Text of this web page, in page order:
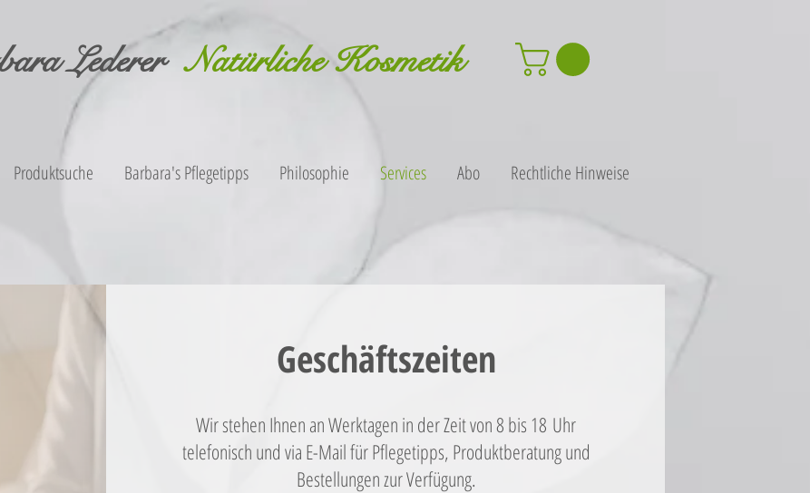
Lederer Natürliche Kosmetik
Produktsuche Barbara's Pflegetipps Philosophie Services Abo Rechtliche Hinweise
Geschäftszeiten
Wir stehen Ihnen an Werktagen in der Zeit von 8 bis 18 Uhr
telefonisch und via E-Mail für Pflegetipps, Produktberatung und
Bestellungen zur Verfügung.